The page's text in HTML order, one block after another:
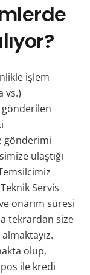
işlem
vs.)
gönderilen
gönderimi
ulaştığı
Servis
onarım süresi
tekrardan size
olup,
ile kredi